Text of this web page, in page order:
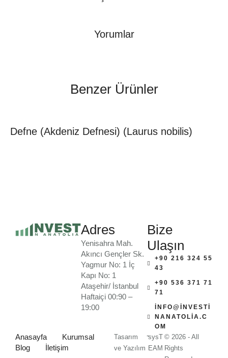
Yorumlar
Benzer Ürünler
Defne (Akdeniz Defnesi) (Laurus nobilis)
Adres
Yenisahra Mah.
Akıncı Gençler Sk.
Yagmur No: 1 İç
Kapı No: 1
Ataşehir/ İstanbul
Haftaiçi 00:90 –
19:00
Bize
Ulaşın
+90 216 324 55
43
+90 536 371 71
71
INFO@INVESTI
NANATOLIA.C
OM
Anasayfa
Kurumsal
Blog
İletişim
Tasarım
ve Yazılım
-sysT
EAM
© 2026 - All
Rights